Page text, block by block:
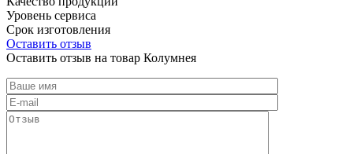
Уровень сервиса
Срок изготовления
Оставить отзыв
Оставить отзыв на товар Колумнея